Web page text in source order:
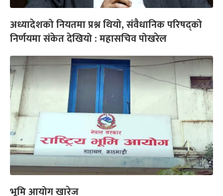
अध्यादेशको नियतमा प्रश्न थियो, संवैधानिक परिषद्को
निर्णयमा संकेत देखियो : महासचिव पोखरेल
भूमि आयोग खारेज